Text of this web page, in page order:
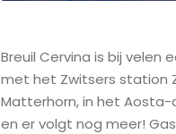
Breuil Cervina is bij
met het Zwitsers station
Matterhorn, in het Aosta-
en er volgt nog meer!